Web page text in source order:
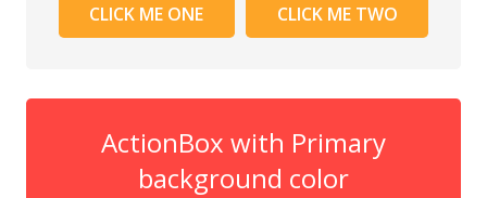
CLICK ME ONE CLICK ME TWO
ActionBox with Primary
background color